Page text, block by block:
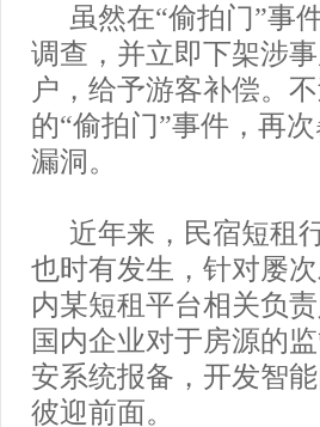
虽然在“偷拍门”事
调查，并立即下架涉
户，给予游客补偿。
的“偷拍门”事件，再
漏洞。
近年来，民宿短租
也时有发生，针对屡
内某短租平台相关负
国内企业对于房源的
安系统报备，开发智
彼迎前面。